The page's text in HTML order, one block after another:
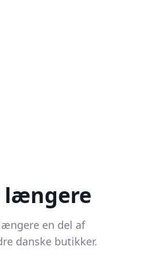
længere
en del af
danske butikker.